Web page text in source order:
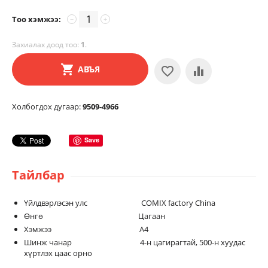
Тоо хэмжээ: +
−
Захиалах доод тоо: 1.
АВЪЯ
Холбогдох дугаар:9509-4966
Save
Тайлбар
Үйлдвэрлэсэн улс COMIX factory China
Өнгө Цагаан
Хэмжээ А4
Шинж чанар 4-н цагирагтай, 500-н хуудас
хүртлэх цаас орно